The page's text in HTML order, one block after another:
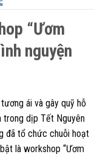
“Ươm
nguyện
ái và gây quỹ hỗ
trong dịp Tết Nguyên
đã tổ chức chuỗi hoạt
là workshop “Ươm